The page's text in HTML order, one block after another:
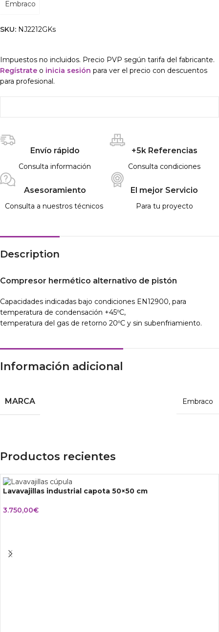
SKU: NJ2212GKs
Impuestos no incluidos. Precio PVP según tarifa del fabricante.
Regístrate o inicia sesión para ver el precio con descuentos
para profesional.
Envío rápido
Consulta información
+5k Referencias
Consulta condiciones
Asesoramiento
Consulta a nuestros técnicos
El mejor Servicio
Para tu proyecto
Description
Compresor hermético alternativo de pistón
Capacidades indicadas bajo condiciones EN12900, para
temperatura de condensación +45ºC,
temperatura del gas de retorno 20ºC y sin subenfriamiento.
Información adicional
MARCA Embraco
Productos recientes
Lavavajillas industrial capota 50×50 cm
3.750,00€